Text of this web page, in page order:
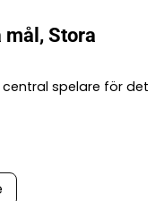
Stora
spelare för det